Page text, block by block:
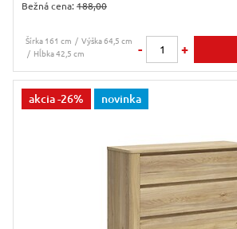
Bežná cena: 188,00
Šírka 161 cm
Výška 64,5 cm
Hĺbka 42,5 cm
- +
akcia-26% novinka